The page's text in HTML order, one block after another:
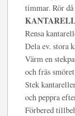
timmar. Rör då
Rensa
Dela ev. stora
Värm en
och fräs
Stek
och peppra
Förbered